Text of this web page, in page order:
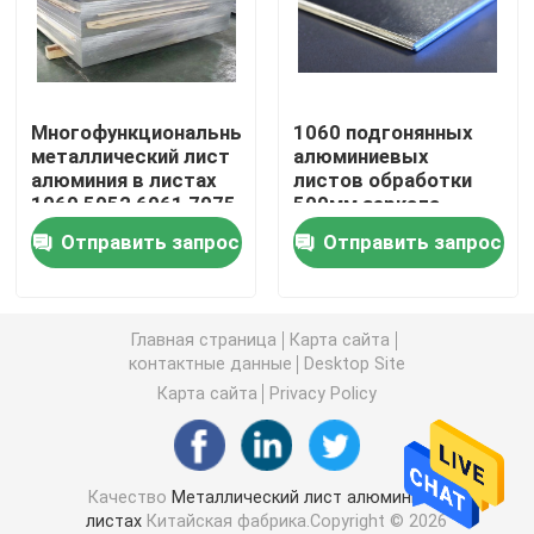
Алюминиевая круглая труба
Алюминиевый круглый бар
Лист углерода стальной
Тонкие алюминиевые прокладки
круглый алюминиевый лист
Алюминиевая трубка катушки
Многофункциональный
металлический лист
алюминия в листах
1060 5052 6061 7075
на воздушные судн
0.3-430mm 0.2-
200mm
Отправить запрос
1060 подгонянных
алюминиевых
листов обработки
500мм зеркала
металла
Отправить запрос
Главная страница
Карта сайта
контактные данные
Desktop Site
Карта сайта
Privacy Policy
Качество Металлический лист алюминия в
листах Китайская фабрика.Copyright © 2026